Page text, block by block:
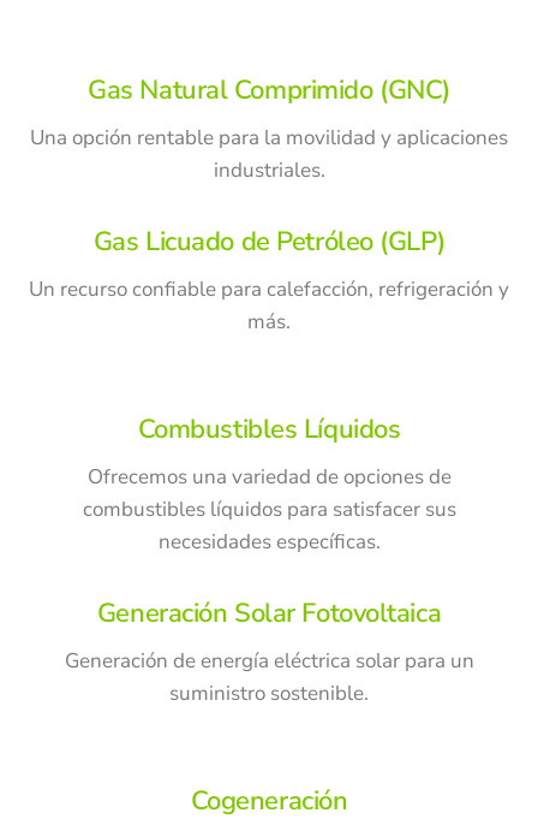
Gas Natural Comprimido (GNC)
Una opción rentable para la movilidad y aplicaciones
industriales.
Gas Licuado de Petróleo (GLP)
Un recurso confiable para calefacción, refrigeración y
más.
Combustibles Líquidos
Ofrecemos una variedad de opciones de
combustibles líquidos para satisfacer sus
necesidades específicas.
Generación Solar Fotovoltaica
Generación deenergía eléctrica solar para un
suministro sostenible.
Cogeneración